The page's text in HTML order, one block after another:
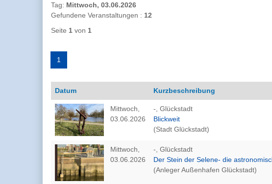
Tag: Mittwoch, 03.06.2026
Gefundene Veranstaltungen : 12
Seite 1 von 1
1
Datum Kurzbeschreibung
Mittwoch,
03.06.2026
-, Glückstadt
Blickweit
(Stadt Glückstadt)
Mittwoch,
03.06.2026
-, Glückstadt
Der Stein der Selene- die
(Anleger Außenhafen Glückstadt)